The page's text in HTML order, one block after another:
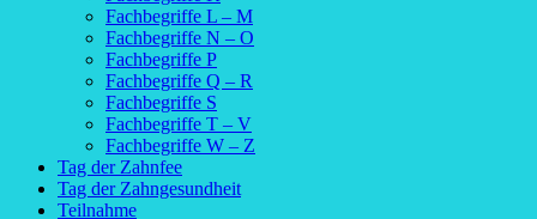
Fachbegriffe L – M
Fachbegriffe N – O
Fachbegriffe P
Fachbegriffe Q – R
Fachbegriffe S
Fachbegriffe T – V
Fachbegriffe W – Z
Tag der Zahnfee
Tag der Zahngesundheit
Teilnahme